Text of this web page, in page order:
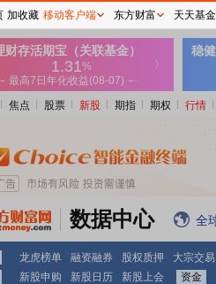
焦点 股票 新股 期指 期权 行情
数据中心 全
龙虎榜单 融资融券 股权质押 大宗交易
新股申购 新股日历 新股上会 资金
加收藏 移动客户端 东方财富 天天基